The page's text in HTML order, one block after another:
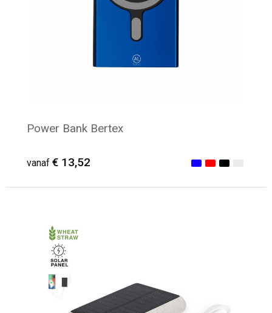
Power Bank Bertex
vanaf € 13,52
Minimale afname: 6